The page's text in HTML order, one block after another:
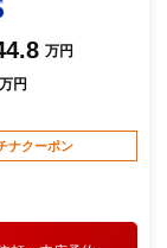
万円
万円
ナクーポン